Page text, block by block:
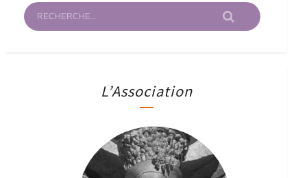
L’Association